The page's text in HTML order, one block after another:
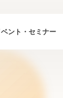
ベント・セミナー